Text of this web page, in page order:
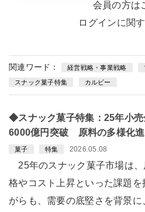
会員の方は
ログインに関
関連ワード： 経営戦略・事業戦略
スナック菓子特集 カルビー
◆スナック菓子特集：25年小売
6000億円突破 原料の多様化
菓子 特集 2026.05.08
25年のスナック菓子市場は、
格やコスト上昇といった課題を
がらも、需要の底堅さを背景に